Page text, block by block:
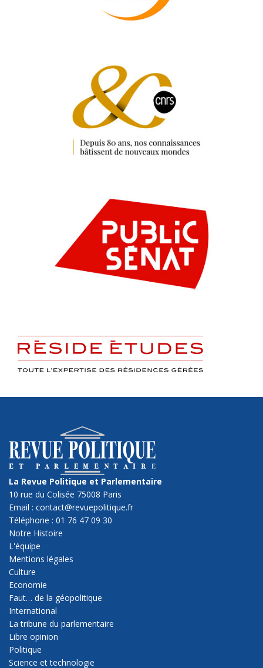
La Revue Politique et Parlementaire
10 rue du Colisée 75008 Paris
Email : contact@revuepolitique.fr
Téléphone : 01 76 47 09 30
Notre Histoire
L'équipe
Mentions légales
Culture
Economie
Faut… de la géopolitique
International
La tribune du parlementaire
Libre opinion
Politique
Science et technologie